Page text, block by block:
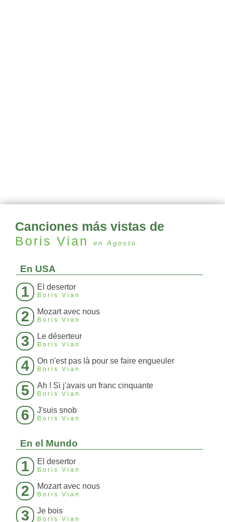
Canciones más vistas de
Boris Vian
en Agosto
En USA
1 El desertor
Boris Vian
2 Mozart avec nous
Boris Vian
3 Le déserteur
Boris Vian
4 On n'est pas là pour se faire engueuler
Boris Vian
5 Ah ! Si j'avais un franc cinquante
Boris Vian
6 J'suis snob
Boris Vian
En el Mundo
1 El desertor
Boris Vian
2 Mozart avec nous
Boris Vian
3 Je bois
Boris Vian